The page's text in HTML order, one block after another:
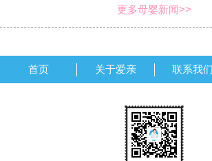
更多母婴新闻>>
首页 关于爱亲 联系我们